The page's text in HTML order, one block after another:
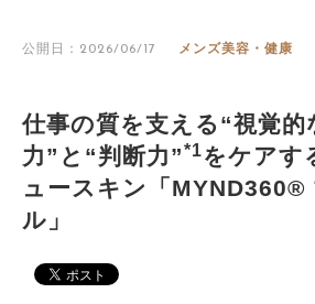
公開日：2026/06/17 メンズ美容・健康
仕事の質を支える“視覚的
力”と“判断力”*1をケアす
ュースキン「MYND360®
ル」